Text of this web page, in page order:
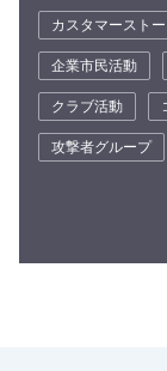
カスタマースト
企業市民活動
クラブ活動
攻撃者グループ